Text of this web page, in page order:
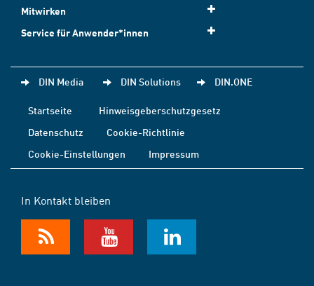
Mitwirken
Service für Anwender*innen
DIN Media DIN Solutions DIN.ONE
Startseite
Hinweisgeberschutzgesetz
Datenschutz
Cookie-Richtlinie
Cookie-Einstellungen
Impressum
In Kontakt bleiben